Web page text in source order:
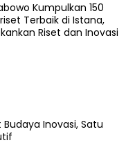
Kumpulkan 150
Terbaik di Istana,
Riset dan Inovasi
Budaya Inovasi, Satu